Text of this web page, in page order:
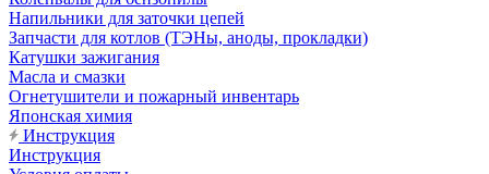
Напильники для заточки цепей
Запчасти для котлов (ТЭНы, аноды, прокладки)
Катушки зажигания
Масла и смазки
Огнетушители и пожарный инвентарь
Японская химия
Инструкция
Инструкция